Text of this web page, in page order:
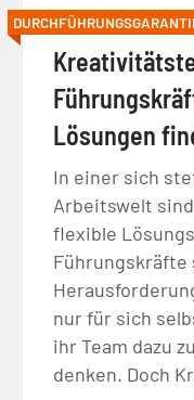
Lösungen
In einer sich
Arbeitswelt
flexible
Führungskräfte
nur für sich
ihr Team dazu
denken. Doch